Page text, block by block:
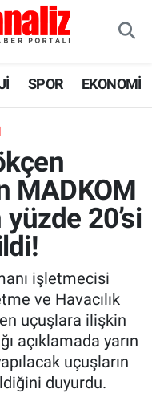
SPOR EKONOMİ
MADKOM
20’si
işletmecisi
ve Havacılık
uçuşlara ilişkin
açıklamada yarın
uçuşların
duyurdu.
Fikstür